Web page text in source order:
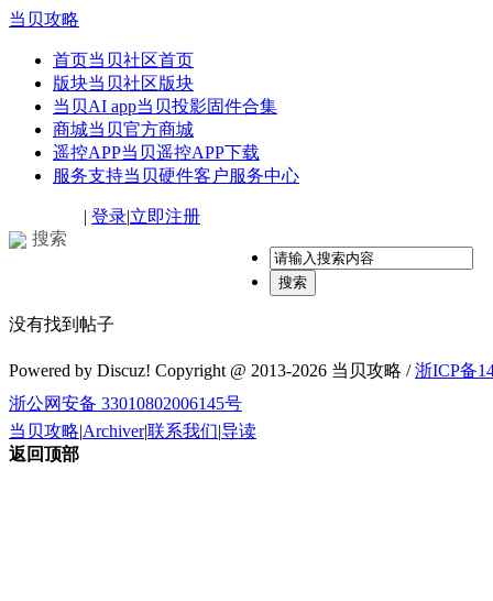
当贝攻略
首页当贝社区首页
版块当贝社区版块
当贝AI app当贝投影固件合集
商城当贝官方商城
遥控APP当贝遥控APP下载
服务支持当贝硬件客户服务中心
搜索
| 登录|立即注册
搜索
没有找到帖子
Powered by Discuz! Copyright @ 2013-2026 当贝攻略 /浙ICP备
浙公网安备 33010802006145号
当贝攻略|Archiver|联系我们|导读
返回顶部